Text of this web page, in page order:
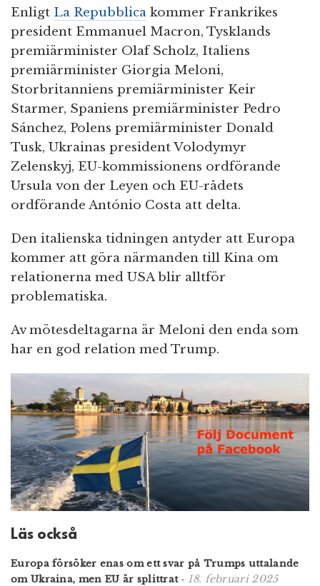
Enligt La Repubblica kommer Frankrikes
president Emmanuel Macron, Tysklands
premiärminister Olaf Scholz, Italiens
premiärminister Giorgia Meloni,
Storbritanniens premiärminister Keir
Starmer, Spaniens premiärminister Pedro
Sánchez, Polens premiärminister Donald
Tusk, Ukrainas president Volodymyr
Zelenskyj, EU-kommissionens ordförande
Ursula von der Leyen och EU-rådets
ordförande António Costa att delta.
Den italienska tidningen antyder att Europa
kommer att göra närmanden till Kina om
relationerna med USA blir alltför
problematiska.
Av mötesdeltagarna är Meloni den enda som
har en god relation med Trump.
Läs också
Europa försöker enas om ett svar på Trumps uttalande
om Ukraina, men EU är splittrat- 18. februari 2025